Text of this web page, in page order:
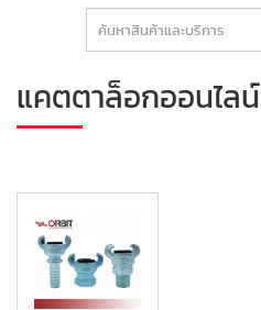
แคตตาล็อกออนไลน์